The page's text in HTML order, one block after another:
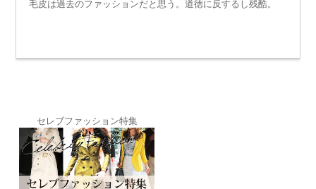
毛皮は過去のファッションだと思う。道徳に反するし残酷。
セレブファッション特集